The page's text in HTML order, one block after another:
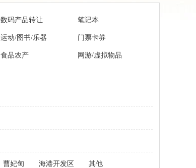
数码产品转让 笔记本
运动/图书/乐器 门票卡券
食品农产 网游/虚拟物品
曹妃甸 海港开发区 其他